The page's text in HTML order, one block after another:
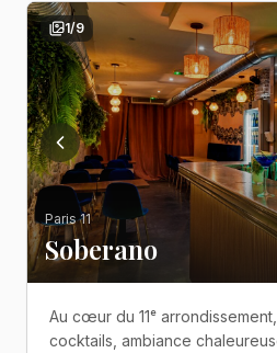
1/9
Paris 11
Soberano
Au cœur du 11ᵉ
cocktails, ambiance